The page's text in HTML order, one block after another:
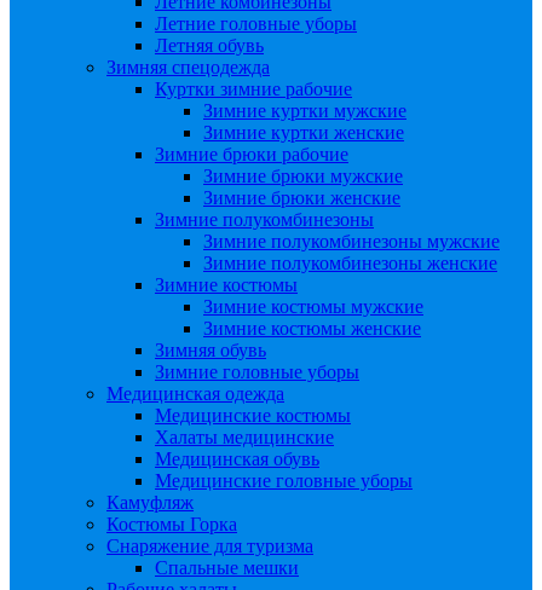
Летние головные уборы
Летняя обувь
Зимняя спецодежда
Куртки зимние рабочие
Зимние куртки мужские
Зимние куртки женские
Зимние брюки рабочие
Зимние брюки мужские
Зимние брюки женские
Зимние полукомбинезоны
Зимние полукомбинезоны мужские
Зимние полукомбинезоны женские
Зимние костюмы
Зимние костюмы мужские
Зимние костюмы женские
Зимняя обувь
Зимние головные уборы
Медицинская одежда
Медицинские костюмы
Халаты медицинские
Медицинская обувь
Медицинские головные уборы
Камуфляж
Костюмы Горка
Снаряжение для туризма
Спальные мешки